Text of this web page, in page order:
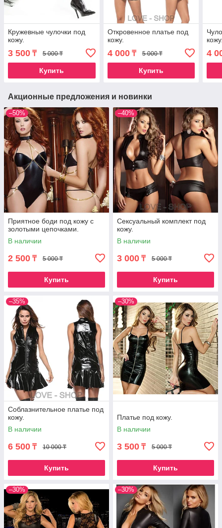
Кружевные чулочки под
кожу.
3 500 ₸ 5 000 ₸
Купить
Откровенное платье под
кожу.
4 000₸ 5 000 ₸
Купить
4
Акционные предложения и новинки
–50%
Приятное боди под кожу с
золотыми цепочками.
В наличии
2 500 ₸ 5 000 ₸
Купить
–40%
Сексуальный комплект под
кожу.
В наличии
3 000 ₸ 5 000 ₸
Купить
–35%
Соблазнительное платье под
кожу.
В наличии
6 500 ₸ 10 000 ₸
Купить
–30%
Платье под кожу.
В наличии
3 500 ₸ 5 000 ₸
Купить
–30% –30%